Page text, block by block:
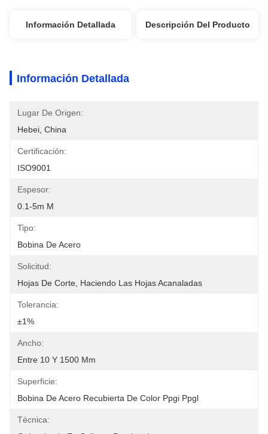
Información Detallada Descripción Del Producto
Información Detallada
Lugar De Origen:
Hebei, China
Certificación:
ISO9001
Espesor:
0.1-5m M
Tipo:
Bobina De Acero
Solicitud:
Hojas De Corte, Haciendo Las Hojas Acanaladas
Tolerancia:
±1%
Ancho:
Entre 10 Y 1500 Mm
Superficie:
Bobina De Acero Recubierta De Color Ppgi Ppgl
Técnica: